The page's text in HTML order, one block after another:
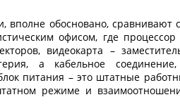
вполне обосновано, сравнивают
офисом, где
видеокарта –
а кабельное
питания – это штатные
режиме и